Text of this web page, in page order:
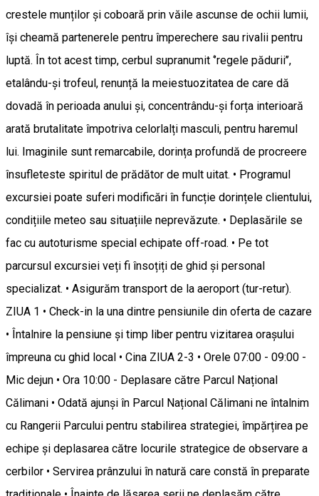
crestele munților și coboară prin văile ascunse de ochii lumii,
își cheamă partenerele pentru împerechere sau rivalii pentru
luptă. În tot acest timp, cerbul supranumit ‘’regele pădurii’’,
etalându-și trofeul, renunță la meiestuozitatea de care dă
dovadă în perioada anului și, concentrându-și forța interioară
arată brutalitate împotriva celorlalți masculi, pentru haremul
lui. Imaginile sunt remarcabile, dorința profundă de procreere
însufleteste spiritul de prădător de mult uitat. • Programul
excursiei poate suferi modificări în funcție dorințele clientului,
condițiile meteo sau situațiile neprevăzute. • Deplasările se
fac cu autoturisme special echipate off-road. • Pe tot
parcursul excursiei veți fi însoțiți de ghid și personal
specializat. • Asigurăm transport de la aeroport (tur-retur).
ZIUA 1 • Check-in la una dintre pensiunile din oferta de cazare
• Întalnire la pensiune și timp liber pentru vizitarea orașului
împreuna cu ghid local • Cina ZIUA 2-3 • Orele 07:00 - 09:00 -
Mic dejun • Ora 10:00 - Deplasare către Parcul Național
Călimani • Odată ajunși în Parcul Național Călimani ne întalnim
cu Rangerii Parcului pentru stabilirea strategiei, împărțirea pe
echipe și deplasarea către locurile strategice de observare a
cerbilor • Servirea prânzului în natură care constă în preparate